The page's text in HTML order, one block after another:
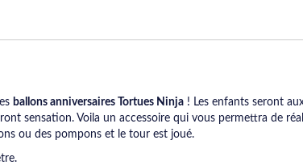
ballons anniversaires Tortues Ninja ! Les enfants seront
sensation. Voila un accessoire qui vous permettra de
ou des pompons et le tour est joué.